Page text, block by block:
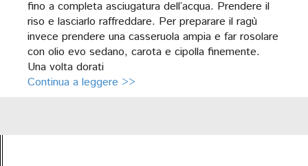
fino a completa asciugatura dell’acqua. Prendere il
riso e lasciarlo raffreddare. Per preparare il ragù
invece prendere una casseruola ampia e far rosolare
con olio evo sedano, carota e cipolla finemente.
Una volta dorati
Continua a leggere >>